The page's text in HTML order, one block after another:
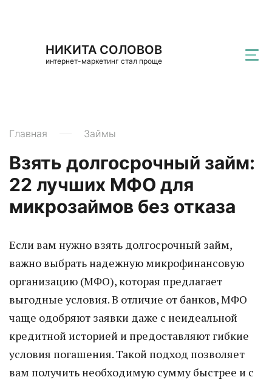
НИКИТА СОЛОВОВ
интернет-маркетинг стал проще
Главная Займы
Взять долгосрочный займ:
22 лучших МФО для
микрозаймов без отказа
Если вам нужно взять долгосрочный займ,
важно выбрать надежную микрофинансовую
организацию (МФО), которая предлагает
выгодные условия. В отличие от банков, МФО
чаще одобряют заявки даже с неидеальной
кредитной историей и предоставляют гибкие
условия погашения. Такой подход позволяет
вам получить необходимую сумму быстрее и с